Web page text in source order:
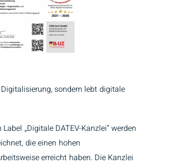
sondern lebt digitale
„Digitale DATEV-Kanzlei“ werden
die einen hohen
erreicht haben. Die Kanzlei